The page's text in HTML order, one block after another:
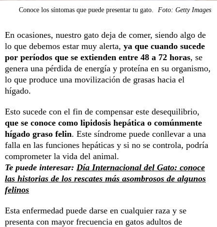
Conoce los síntomas que puede presentar tu gato. Foto: Getty Images
En ocasiones, nuestro gato deja de comer, siendo algo de
lo que debemos estar muy alerta, ya que cuando sucede
por períodos que se extienden entre 48 a 72 horas, se
genera una pérdida de energía y proteína en su organismo,
lo que produce una movilización de grasas hacia el
hígado.
Esto sucede con el fin de compensar este desequilibrio,
que se conoce como lipidosis hepática o comúnmente
hígado graso felin. Este síndrome puede conllevar a una
falla en las funciones hepáticas y si no se controla, podría
comprometer la vida del animal.
Te puede interesar: Día Internacional del Gato: conoce
las historias de los rescates más asombrosos de algunos
felinos
Esta enfermedad puede darse en cualquier raza y se
presenta con mayor frecuencia en gatos adultos de